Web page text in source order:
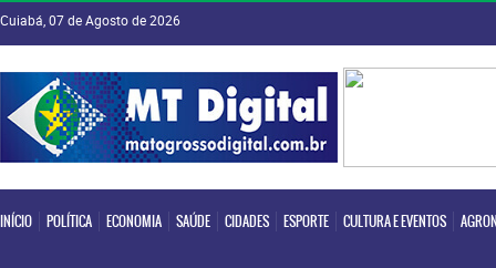
Cuiabá, 07 de Agosto de 2026
INÍCIO POLÍTICA ECONOMIA SAÚDE CIDADES ESPORTE CULTURA E EVENTOS
INÍCIO POLÍTICA ECONOMIA SAÚDE